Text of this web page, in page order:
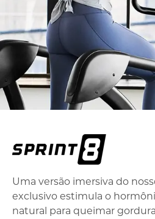
Uma versão imersiva do
exclusivo estimula o
natural para queimar